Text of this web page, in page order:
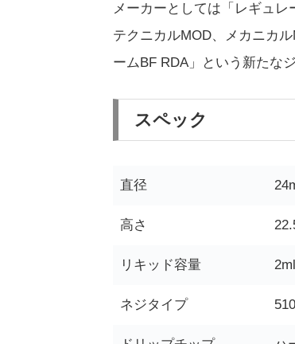
メーカーとしては「レギュレ
テクニカルMOD、メカニカ
ームBF RDA」という新たな
スペック
直径
高さ
リキッド容量 2ml
ネジタイプ 510